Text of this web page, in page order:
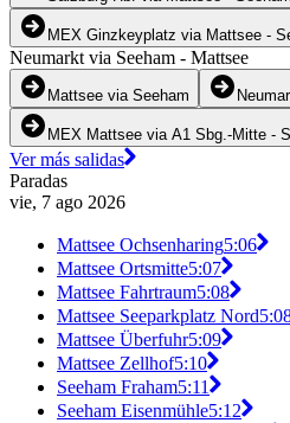
MEX Ginzkeyplatz via Mattsee -
Neumarkt via Seeham - Mattsee
Mattsee via Seeham
MEX Mattsee via A1 Sbg.-Mitte -
Ver más salidas
Paradas
vie, 7 ago 2026
Mattsee Ochsenharing5:06
Mattsee Ortsmitte5:07
Mattsee Fahrtraum5:08
Mattsee Seeparkplatz Nord
Mattsee Überfuhr5:09
Mattsee Zellhof5:10
Seeham Fraham5:11
Seeham Eisenmühle5:12